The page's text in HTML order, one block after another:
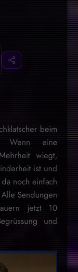
beim
Wenn eine
wiegt,
ist und
noch einfach
Sendungen
jetzt 10
und